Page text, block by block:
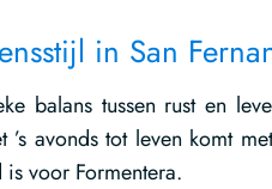
in San
balans tussen rust en
avonds tot leven komt
voor Formentera.